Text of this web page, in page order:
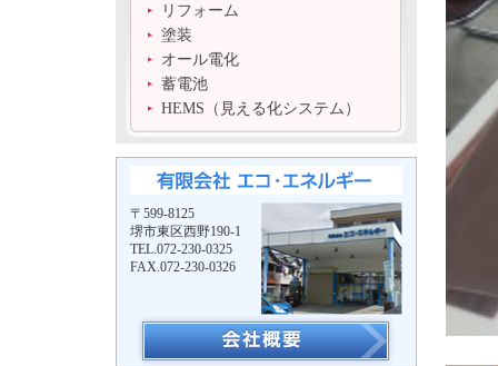
リフォーム
塗装
オール電化
蓄電池
HEMS（見える化システム）
〒599-8125
堺市東区西野190-1
TEL.072-230-0325
FAX.072-230-0326